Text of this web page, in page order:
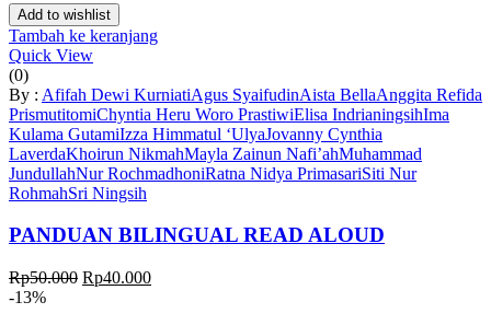
Rp50.000.
Rp40.000.
Add to wishlist
Tambah ke keranjang
Quick View
(0)
By : Afifah Dewi KurniatiAgus SyaifudinAista BellaAnggita Refida
PrismutitomiChyntia Heru Woro PrastiwiElisa IndrianingsihIma
Kulama GutamiIzza Himmatul ‘UlyaJovanny Cynthia
LaverdaKhoirun NikmahMayla Zainun Nafi’ahMuhammad
JundullahNur RochmadhoniRatna Nidya PrimasariSiti Nur
RohmahSri Ningsih
PANDUAN BILINGUAL READ ALOUD
Rp50.000 Harga
Rp40.000Harga
-13%